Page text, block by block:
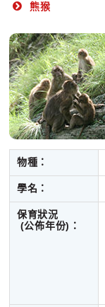
熊猴
物種：
學名：
保育狀況
(公佈年份) ：